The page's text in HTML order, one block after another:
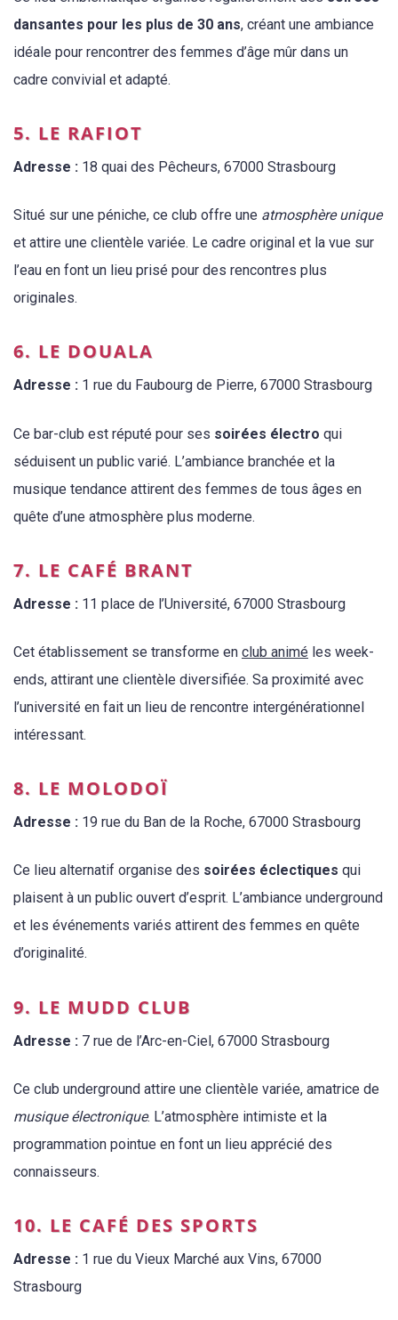
dansantes pour les plus de 30 ans, créant une ambiance
idéale pour rencontrer des femmes d’âge mûr dans un
cadre convivial et adapté.
5. LE RAFIOT
Adresse : 18 quai des Pêcheurs, 67000 Strasbourg
Situé sur une péniche, ce club offre une atmosphère unique
et attire une clientèle variée. Le cadre original et la vue sur
l’eau en font un lieu prisé pour des rencontres plus
originales.
6. LE DOUALA
Adresse : 1 rue du Faubourg de Pierre, 67000 Strasbourg
Ce bar-club est réputé pour ses soirées électro qui
séduisent un public varié. L’ambiance branchée et la
musique tendance attirent des femmes de tous âges en
quête d’une atmosphère plus moderne.
7. LE CAFÉ BRANT
Adresse : 11 place de l’Université, 67000 Strasbourg
Cet établissement se transforme en club animé les week-
ends, attirant une clientèle diversifiée. Sa proximité avec
l’université en fait un lieu de rencontre intergénérationnel
intéressant.
8. LE MOLODOÏ
Adresse : 19 rue du Ban de la Roche, 67000 Strasbourg
Ce lieu alternatif organise des soirées éclectiques qui
plaisent à un public ouvert d’esprit. L’ambiance underground
et les événements variés attirent des femmes en quête
d’originalité.
9. LE MUDD CLUB
Adresse : 7 rue de l’Arc-en-Ciel, 67000 Strasbourg
Ce club underground attire une clientèle variée, amatrice de
musique électronique. L’atmosphère intimiste et la
programmation pointue en font un lieu apprécié des
connaisseurs.
10. LE CAFÉ DES SPORTS
Adresse : 1 rue du Vieux Marché aux Vins, 67000
Strasbourg